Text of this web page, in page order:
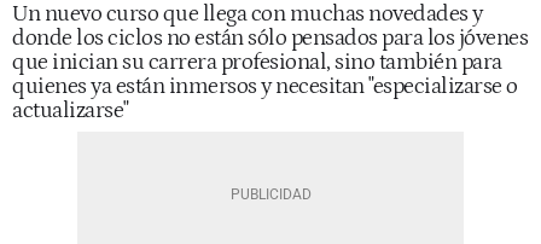
Un nuevo curso que llega con muchas novedades y
donde los ciclos no están sólo pensados para los jóvenes
que inician su carrera profesional, sino también para
quienes ya están inmersos y necesitan "especializarse o
actualizarse"